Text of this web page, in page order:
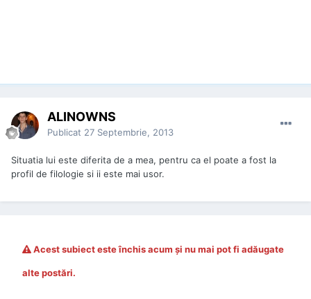
ALINOWNS
Publicat 27 Septembrie, 2013
Situatia lui este diferita de a mea, pentru ca el poate a fost la
profil de filologie si ii este mai usor.
Acest subiect este închis acum şi nu mai pot fi adăugate
alte postări.